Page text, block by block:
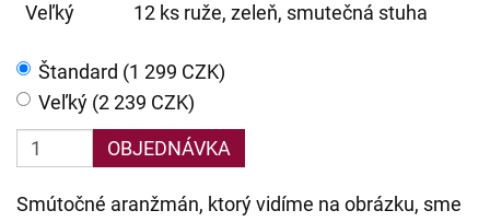
Veľký
12 ks ruže, zeleň, smutečná stuha
Štandard (1 299 CZK)
Veľký (2 239 CZK)
OBJEDNÁVKA
Smútočné aranžmán, ktorý vidíme na obrázku, sme